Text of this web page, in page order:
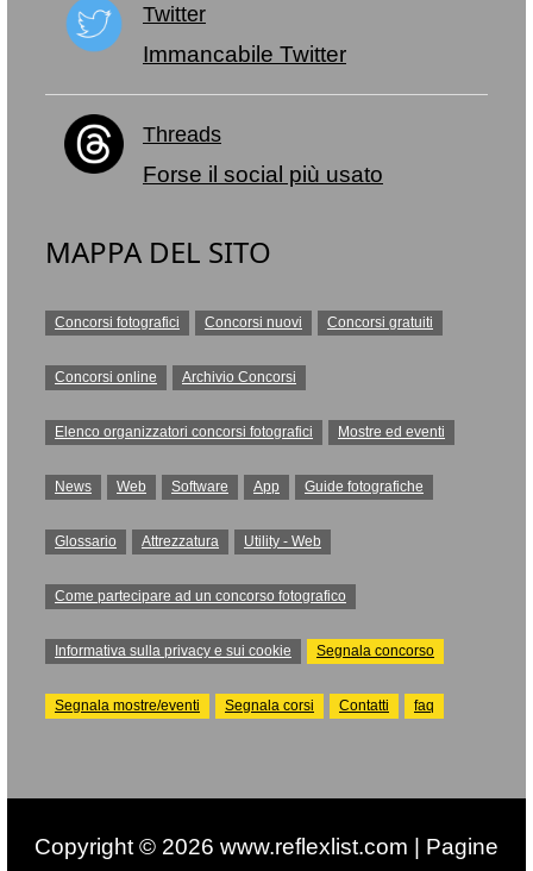
Twitter
Immancabile Twitter
Threads
Forse il social più usato
MAPPA DEL SITO
Concorsi fotografici Concorsi nuovi Concorsi gratuiti
Concorsi online Archivio Concorsi
Elenco organizzatori concorsi fotografici Mostre ed eventi
News Web Software App Guide fotografiche
Glossario Attrezzatura Utility - Web
Come partecipare ad un concorso fotografico
Informativa sulla privacy e sui cookie Segnala concorso
Segnala mostre/eventi Segnala corsi Contatti faq
Copyright © 2026 www.reflexlist.com | Pagine